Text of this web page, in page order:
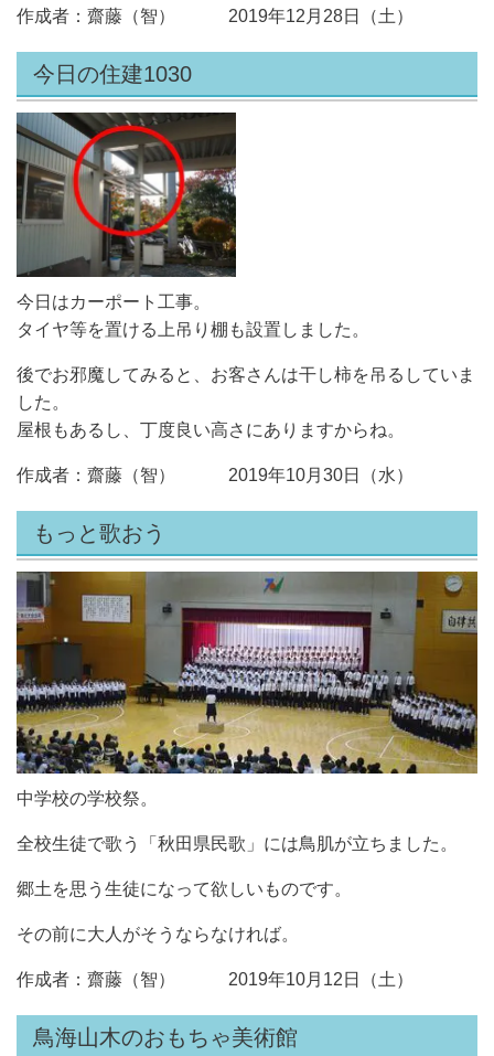
作成者：齋藤（智） 2019年12月28日（土）
今日の住建1030
今日はカーポート工事。
タイヤ等を置ける上吊り棚も設置しました。
後でお邪魔してみると、お客さんは干し柿を吊るしていま
した。
屋根もあるし、丁度良い高さにありますからね。
作成者：齋藤（智） 2019年10月30日（水）
もっと歌おう
中学校の学校祭。
全校生徒で歌う「秋田県民歌」には鳥肌が立ちました。
郷土を思う生徒になって欲しいものです。
その前に大人がそうならなければ。
作成者：齋藤（智） 2019年10月12日（土）
鳥海山木のおもちゃ美術館